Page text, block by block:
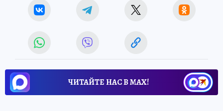
ЧИТАЙТЕ НАС В МАХ!